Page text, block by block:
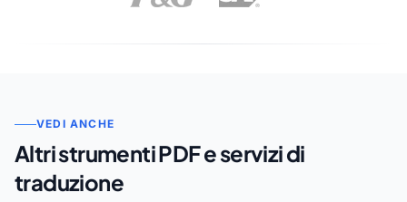
VEDI ANCHE
Altri strumenti PDF e servizi di
traduzione